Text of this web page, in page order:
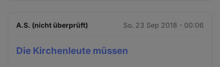
A.S. (nicht überprüft) So. 23 Sep 2018 - 00:06
Die Kirchenleute müssen